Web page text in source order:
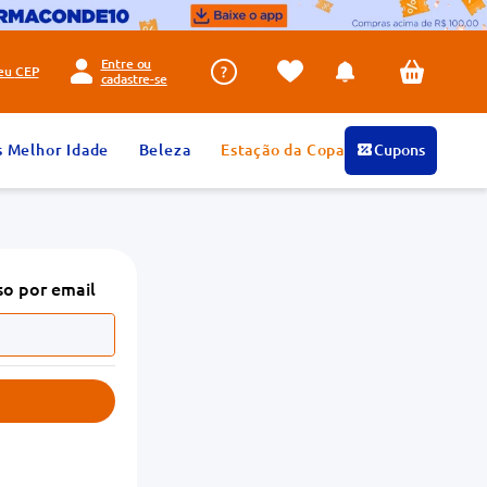
CEP
Entre ou
cadastre-se
Melhor Idade Beleza Estação da Copa Cupons
por email